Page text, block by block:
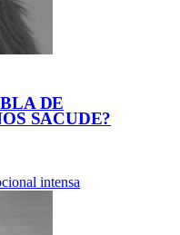
DE
SACUDE?
intensa